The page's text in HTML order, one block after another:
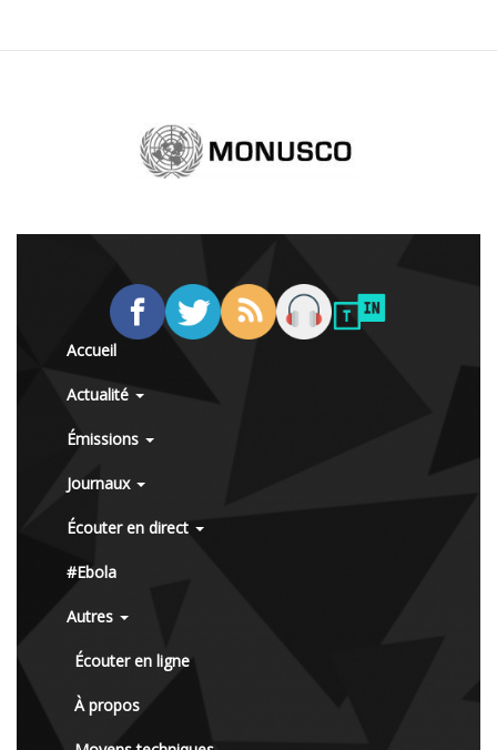
Accueil
Actualité
Émissions
Journaux
Écouter en direct
#Ebola
Autres
Écouter en ligne
À propos